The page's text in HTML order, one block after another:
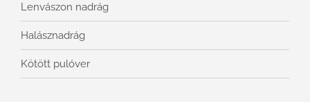
Lenvászon nadrág
Halásznadrág
Kötött pulóver